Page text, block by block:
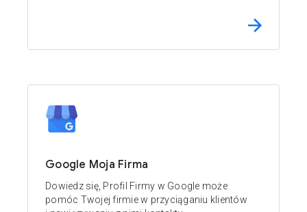
Google Moja Firma
Dowiedz się, Profil Firmy w Google może
pomóc Twojej firmie w przyciąganiu klientów